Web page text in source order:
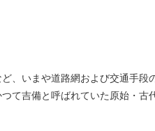
いまや道路網および交通手段
吉備と呼ばれていた原始・